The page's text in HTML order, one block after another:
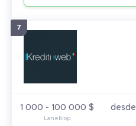
1 000 - 100 000 $